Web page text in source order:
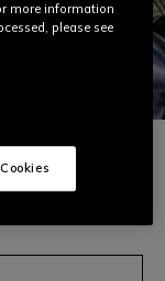
more information
please see